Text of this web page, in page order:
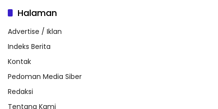
Halaman
Advertise / Iklan
Indeks Berita
Kontak
Pedoman Media Siber
Redaksi
Tentang Kami